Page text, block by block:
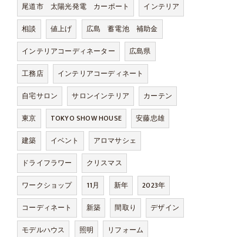
尾道市 太陽光発電 カーポート
インテリア
相談
値上げ
広島 蓄電池 補助金
インテリアコーディネーター
広島県
工務店
インテリアコーディネート
自宅サロン
サロンインテリア
カーテン
東京
TOKYO SHOW HOUSE
安藤忠雄
建築
イベント
アロマサシェ
ドライフラワー
クリスマス
ワークショップ
11月 新年
2023年
コーディネート
新築 間取り
デザイン
モデルハウス
照明
リフォーム